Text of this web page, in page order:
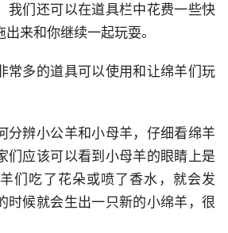
我们还可以在道具栏中花费一些快
来和你继续一起玩耍。
常多的道具可以使用和让绵羊们玩
分辨小公羊和小母羊，仔细看绵羊
们应该可以看到小母羊的眼睛上是
们吃了花朵或喷了香水，就会发
时候就会生出一只新的小绵羊，很